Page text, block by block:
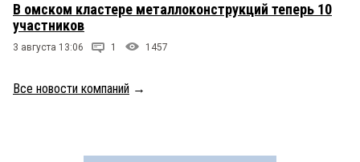
В омском кластере металлоконструкций теперь 10
участников
3 августа 13:06 1 1457
Все новости компаний →